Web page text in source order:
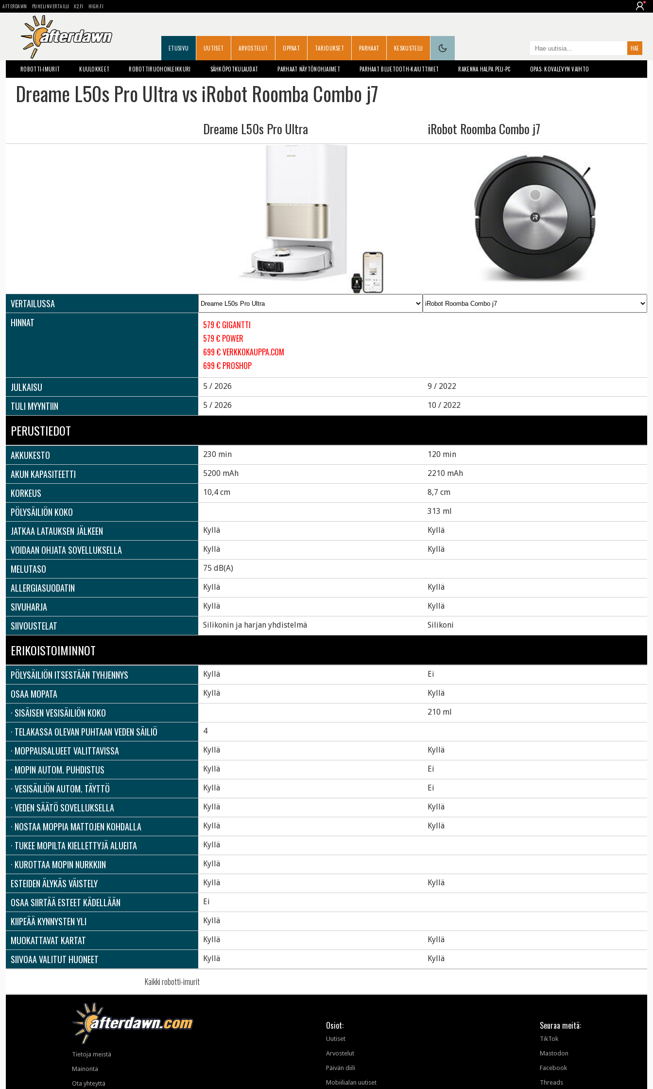
AFTERDAWN PUHELINVERTAILU X2.FI HIGH.FI
ETUSIVU UUTISET ARVOSTELUT OPPAAT TARJOUKSET PARHAAT KESKUSTELU
ROBOTTI-IMURIT KUULOKKEET ROBOTTIRUOHONLEIKKURI SÄHKÖPOTKULAUDAT PARHAAT NÄYTÖNOHJAIMET PARHAAT BLUETOOTH-KAIUTTIMET RAKENNA HALPA PELI-PC OPAS: KOVALEVYN VAIHTO
Dreame L50s Pro Ultra vs iRobot Roomba Combo j7
Dreame L50s Pro Ultra iRobot Roomba Combo j7
VERTAILUSSA
HINNAT
579 € GIGANTTI
579 € POWER
699 € VERKKOKAUPPA.COM
699 € PROSHOP
JULKAISU 5 / 2026 9 / 2022
TULI MYYNTIIN 5 / 2026 10 / 2022
PERUSTIEDOT
AKKUKESTO 230 min 120 min
AKUN KAPASITEETTI 5200 mAh 2210 mAh
KORKEUS 10,4 cm 8,7 cm
PÖLYSÄILIÖN KOKO 313 ml
JATKAA LATAUKSEN JÄLKEEN Kyllä Kyllä
VOIDAAN OHJATA SOVELLUKSELLA Kyllä Kyllä
MELUTASO 75 dB(A)
ALLERGIASUODATIN Kyllä Kyllä
SIVUHARJA Kyllä Kyllä
SIIVOUSTELAT Silikonin ja harjan yhdistelmä Silikoni
ERIKOISTOIMINNOT
PÖLYSÄILIÖN ITSESTÄÄN TYHJENNYS Kyllä Ei
OSAA MOPATA Kyllä Kyllä
· SISÄISEN VESISÄILIÖN KOKO 210 ml
· TELAKASSA OLEVAN PUHTAAN VEDEN SÄILIÖ 4
· MOPPAUSALUEET VALITTAVISSA Kyllä Kyllä
· MOPIN AUTOM. PUHDISTUS Kyllä Ei
· VESISÄILIÖN AUTOM. TÄYTTÖ Kyllä Ei
· VEDEN SÄÄTÖ SOVELLUKSELLA Kyllä Kyllä
· NOSTAA MOPPIA MATTOJEN KOHDALLA Kyllä Kyllä
· TUKEE MOPILTA KIELLETTYJÄ ALUEITA Kyllä
· KUROTTAA MOPIN NURKKIIN Kyllä
ESTEIDEN ÄLYKÄS VÄISTELY Kyllä Kyllä
OSAA SIIRTÄÄ ESTEET KÄDELLÄÄN Ei
KIIPEÄÄ KYNNYSTEN YLI Kyllä
MUOKATTAVAT KARTAT Kyllä Kyllä
SIIVOAA VALITUT HUONEET Kyllä Kyllä
Kaikki robotti-imurit
Tietoja meistä
Mainonta
Ota yhteyttä
Osiot:
Uutiset
Arvostelut
Päivän diili
Mobiilialan uutiset
Seuraa meitä:
TikTok
Mastodon
Facebook
Threads